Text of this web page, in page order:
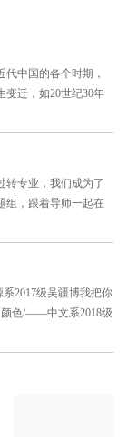
中国的各个时期，
变迁，如20世纪30年
转专业，我们成为了
组，跟着导师一起在
2017级吴疆博我把你
颜色/——中文系2018级